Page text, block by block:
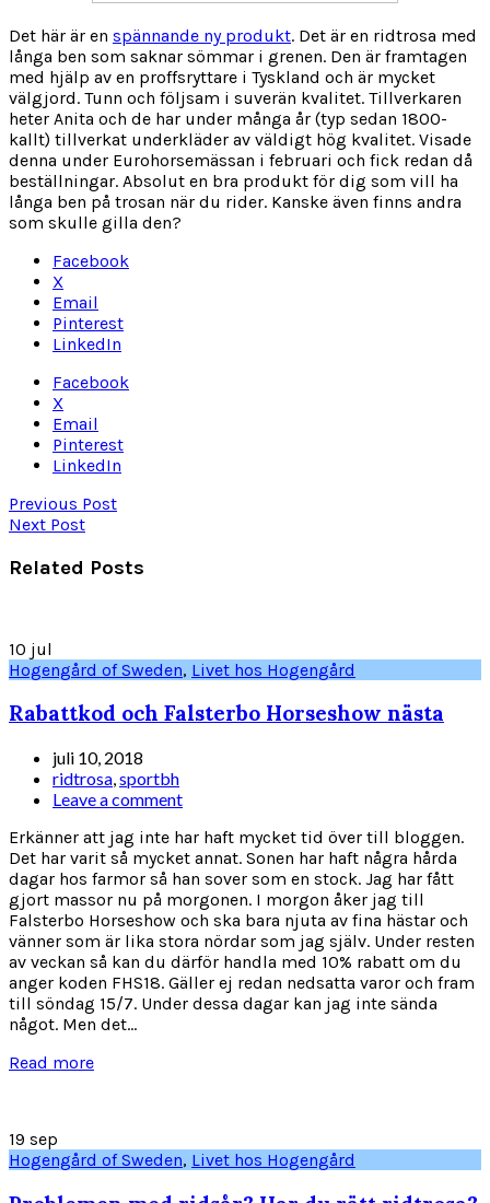
Det här är en spännande ny produkt. Det är en ridtrosa med
långa ben som saknar sömmar i grenen. Den är framtagen
med hjälp av en proffsryttare i Tyskland och är mycket
välgjord. Tunn och följsam i suverän kvalitet. Tillverkaren
heter Anita och de har under många år (typ sedan 1800-
kallt) tillverkat underkläder av väldigt hög kvalitet. Visade
denna under Eurohorsemässan i februari och fick redan då
beställningar. Absolut en bra produkt för dig som vill ha
långa ben på trosan när du rider. Kanske även finns andra
som skulle gilla den?
Facebook
X
Email
Pinterest
LinkedIn
Facebook
X
Email
Pinterest
LinkedIn
Previous Post
Next Post
Related Posts
10 jul
Hogengård of Sweden, Livet hos Hogengård
Rabattkod och Falsterbo Horseshow nästa
juli 10, 2018
ridtrosa,sportbh
Leave a comment
Erkänner att jag inte har haft mycket tid över till bloggen.
Det har varit så mycket annat. Sonen har haft några hårda
dagar hos farmor så han sover som en stock. Jag har fått
gjort massor nu på morgonen. I morgon åker jag till
Falsterbo Horseshow och ska bara njuta av fina hästar och
vänner som är lika stora nördar som jag själv. Under resten
av veckan så kan du därför handla med 10% rabatt om du
anger koden FHS18. Gäller ej redan nedsatta varor och fram
till söndag 15/7. Under dessa dagar kan jag inte sända
något. Men det...
Read more
19 sep
Hogengård of Sweden, Livet hos Hogengård